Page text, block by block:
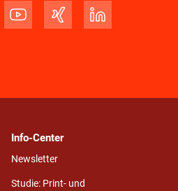
Info-Center
Newsletter
Studie: Print- und